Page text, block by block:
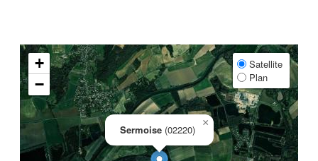
Sermoise (02220)
×
+
−
Satellite
Plan